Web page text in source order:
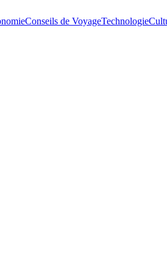
Conseils de VoyageTechnologie